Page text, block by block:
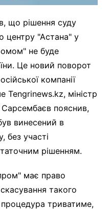
що рішення суду
центру "Астана" у
не буде
Це новий поворот
компанії
Tengrinews.kz, міністр
Сарсембаєв пояснив,
винесений в
без участі
рішенням.
має право
такого
триватиме,